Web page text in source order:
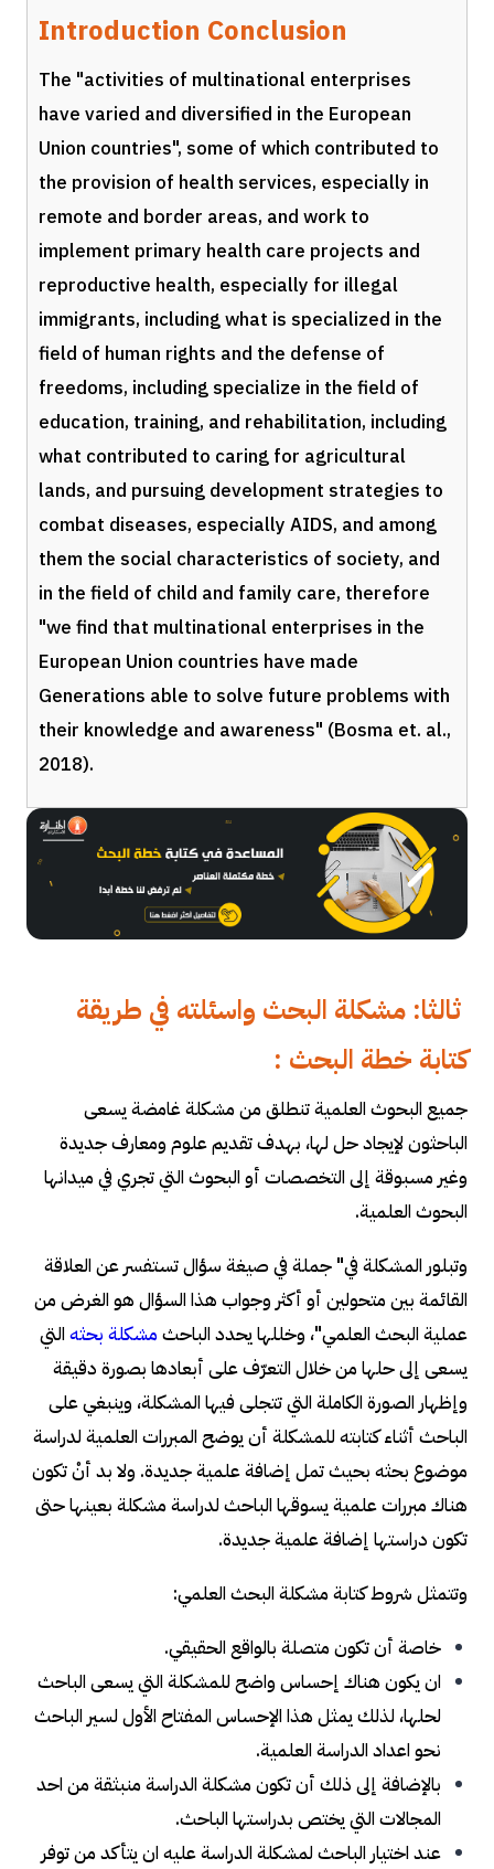
Introduction Conclusion
The "activities of multinational enterprises
have varied and diversified in the European
Union countries", some of which contributed to
the provision of health services, especially in
remote and border areas, and work to
implement primary health care projects and
reproductive health, especially for illegal
immigrants, including what is specialized in the
field of human rights and the defense of
freedoms, including specialize in the field of
education, training, and rehabilitation, including
what contributed to caring for agricultural
lands, and pursuing development strategies to
combat diseases, especially AIDS, and among
them the social characteristics of society, and
in the field of child and family care, therefore
"we find that multinational enterprises in the
European Union countries have made
Generations able to solve future problems with
their knowledge and awareness" (Bosma et. al.,
2018).
ثالثا: مشكلة البحث واسئلته في طريقة
كتابة خطة البحث :
جميع البحوث العلمية تنطلق من مشكلة غامضة يسعى
الباحثون لإيجاد حل لها، بهدف تقديم علوم ومعارف جديدة
وغير مسبوقة إلى التخصصات أو البحوث التي تجري في ميدانها
البحوث العلمية.
وتبلور المشكلة في" جملة في صيغة سؤال تستفسر عن العلاقة
القائمة بين متحولين أو أكثر وجواب هذا السؤال هو الغرض من
عملية البحث العلمي"، وخللها يحدد الباحث مشكلة بحثه التي
يسعى إلى حلها من خلال التعرّف على أبعادها بصورة دقيقة
وإظهار الصورة الكاملة التي تتجلى فيها المشكلة، وينبغي على
الباحث أثناء كتابته للمشكلة أن يوضح المبررات العلمية لدراسة
موضوع بحثه بحيث تمل إضافة علمية جديدة. ولا بد أنْ تكون
هناك مبررات علمية يسوقها الباحث لدراسة مشكلة بعينها حتى
تكون دراستها إضافة علمية جديدة.
وتتمثل شروط كتابة مشكلة البحث العلمي:
خاصة أن تكون متصلة بالواقع الحقيقي.
ان يكون هناك إحساس واضح للمشكلة التي يسعى الباحث
لحلها، لذلك يمثل هذا الإحساس المفتاح الأول لسير الباحث
نحو اعداد الدراسة العلمية.
بالإضافة إلى ذلك أن تكون مشكلة الدراسة منبثقة من احد
المجالات التي يختص بدراستها الباحث.
عند اختيار الباحث لمشكلة الدراسة عليه ان يتأكد من توفر